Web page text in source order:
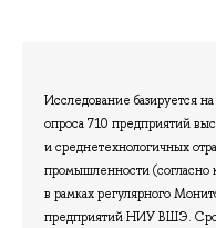
Исследование базируется
опроса 710 предприятий
и среднетехнологичных
промышленности (согласно
в рамках регулярного
предприятий НИУ ВШЭ.